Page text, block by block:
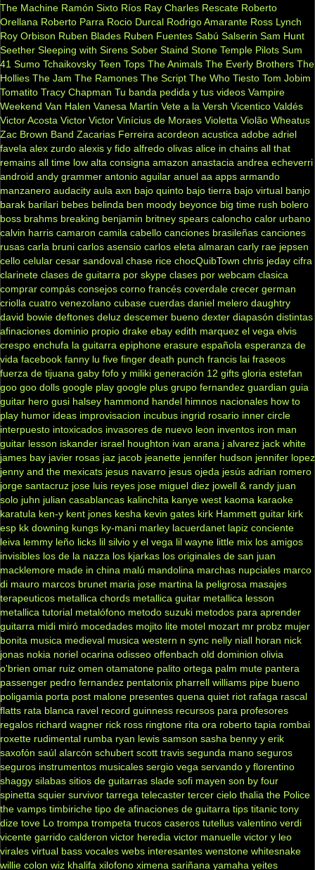
The Machine Ramón Sixto Ríos Ray Charles Rescate Roberto
Orellana Roberto Parra Rocio Durcal Rodrigo Amarante Ross Lynch
Roy Orbison Ruben Blades Ruben Fuentes Sabú Salserin Sam Hunt
Seether Sleeping with Sirens Sober Staind Stone Temple Pilots Sum
41 Sumo Tchaikovsky Teen Tops The Animals The Everly Brothers The
Hollies The Jam The Ramones The Script The Who Tiesto Tom Jobim
Tomatito Tracy Chapman Tu banda pedida y tus videos Vampire
Weekend Van Halen Vanesa Martín Vete a la Versh Vicentico Valdés
Victor Acosta Victor Victor Vinícius de Moraes Violetta Violão Wheatus
Zac Brown Band Zacarias Ferreira acordeon acustica adobe adriel
favela alex zurdo alexis y fido alfredo olivas alice in chains all that
remains all time low alta consigna amazon anastacia andrea echeverri
android andy grammer antonio aguilar anuel aa apps armando
manzanero audacity aula axn bajo quinto bajo tierra bajo virtual banjo
barak barilari bebes belinda ben moody beyonce big time rush bolero
boss brahms breaking benjamin britney spears caloncho calor urbano
calvin harris camaron camila cabello canciones brasileñas canciones
rusas carla bruni carlos asensio carlos eleta almaran carly rae jepsen
cello celular cesar sandoval chase rice chocQuibTown chris jeday cifra
clarinete clases de guitarra por skype clases por webcam clasica
comprar compás consejos corno francés coverdale crecer german
criolla cuatro venezolano cubase cuerdas daniel melero daughtry
david bowie deftones deluz descemer bueno dexter diapasón distintas
afinaciones dominio propio drake ebay edith marquez el vega elvis
crespo enchufa la guitarra epiphone erasure española esperanza de
vida facebook fanny lu five finger death punch francis lai fraseos
fuerza de tijuana gaby fofo y miliki generación 12 gifts gloria estefan
goo goo dolls google play google plus grupo fernandez guardian guia
guitar hero gusi halsey hammond handel himnos nacionales how to
play humor ideas improvisacion incubus ingrid rosario inner circle
interpuesto intoxicados invasores de nuevo leon inventos iron man
guitar lesson iskander israel houghton ivan arana j alvarez jack white
james bay javier rosas jaz jacob jeanette jennifer hudson jennifer lopez
jenny and the mexicats jesus navarro jesus ojeda jesús adrian romero
jorge santacruz jose luis reyes jose miguel diez jowell & randy juan
solo juhn julian casablancas kalinchita kanye west kaoma karaoke
karatula ken-y kent jones kesha kevin gates kirk Hammett guitar kirk
esp kk downing kungs ky-mani marley lacuerdanet lapiz conciente
leiva lemmy leño licks lil silvio y el vega lil wayne little mix los amigos
invisibles los de la nazza los kjarkas los originales de san juan
macklemore made in china malú mandolina marchas nupciales marco
di mauro marcos brunet maria jose martina la peligrosa masajes
terapeuticos metallica chords metallica guitar metallica lesson
metallica tutorial metalófono metodo suzuki metodos para aprender
guitarra midi miró mocedades mojito lite motel mozart mr probz mujer
bonita musica medieval musica western n sync nelly niall horan nick
jonas nokia noriel ocarina odisseo offenbach old dominion olivia
o'brien omar ruiz omen otamatone palito ortega palm mute pantera
passenger pedro fernandez pentatonix pharrell williams pipe bueno
poligamia porta post malone presentes quena quiet riot rafaga rascal
flatts rata blanca ravel record guinness recursos para profesores
regalos richard wagner rick ross ringtone rita ora roberto tapia rombai
roxette rudimental rumba ryan lewis samson sasha benny y erik
saxofón saúl alarcón schubert scott travis segunda mano seguros
seguros instrumentos musicales sergio vega servando y florentino
shaggy silabas sitios de guitarras slade sofi mayen son by four
spinetta squier survivor tarrega telecaster tercer cielo thalia the Police
the vamps timbiriche tipo de afinaciones de guitarra tips titanic tony
dize tove Lo trompa trompeta trucos caseros tutellus valentino verdi
vicente garrido calderon victor heredia victor manuelle victor y leo
virales virtual bass vocales webs interesantes wenstone whitesnake
willie colon wiz khalifa xilofono ximena sariñana yamaha yeites